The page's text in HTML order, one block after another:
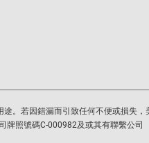
。若因錯漏而引致任何不便或損失，
牌照號碼C-000982及或其有聯繫公司